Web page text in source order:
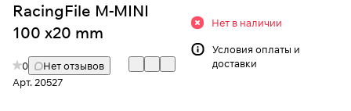
RacingFile M-MINI
100 x20 mm
0
Нет отзывов
Арт.20527
Нет в наличии
Условия оплаты и
доставки